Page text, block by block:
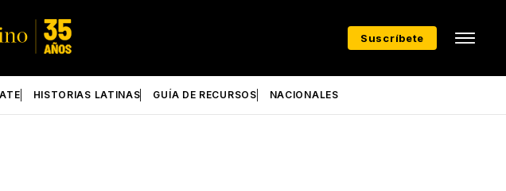
Suscríbete
HISTORIAS LATINAS GUÍA DE RECURSOS NACIONALES